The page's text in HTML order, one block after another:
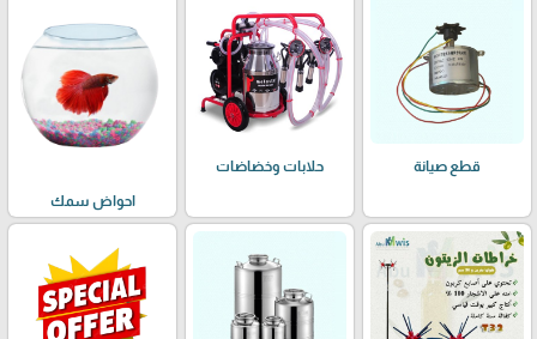
قطع صيانة حلابات وخضاضات
احواض سمك